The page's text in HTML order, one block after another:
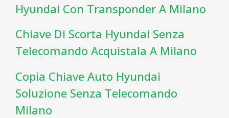
Hyundai Con Transponder A Milano
Chiave Di Scorta Hyundai Senza
Telecomando Acquistala A Milano
Copia Chiave Auto Hyundai
Soluzione Senza Telecomando
Milano